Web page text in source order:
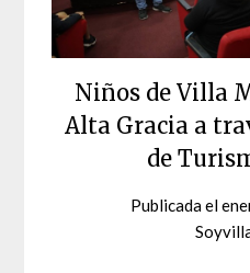
Niños de Villa
Alta Gracia a
de
Publicada el